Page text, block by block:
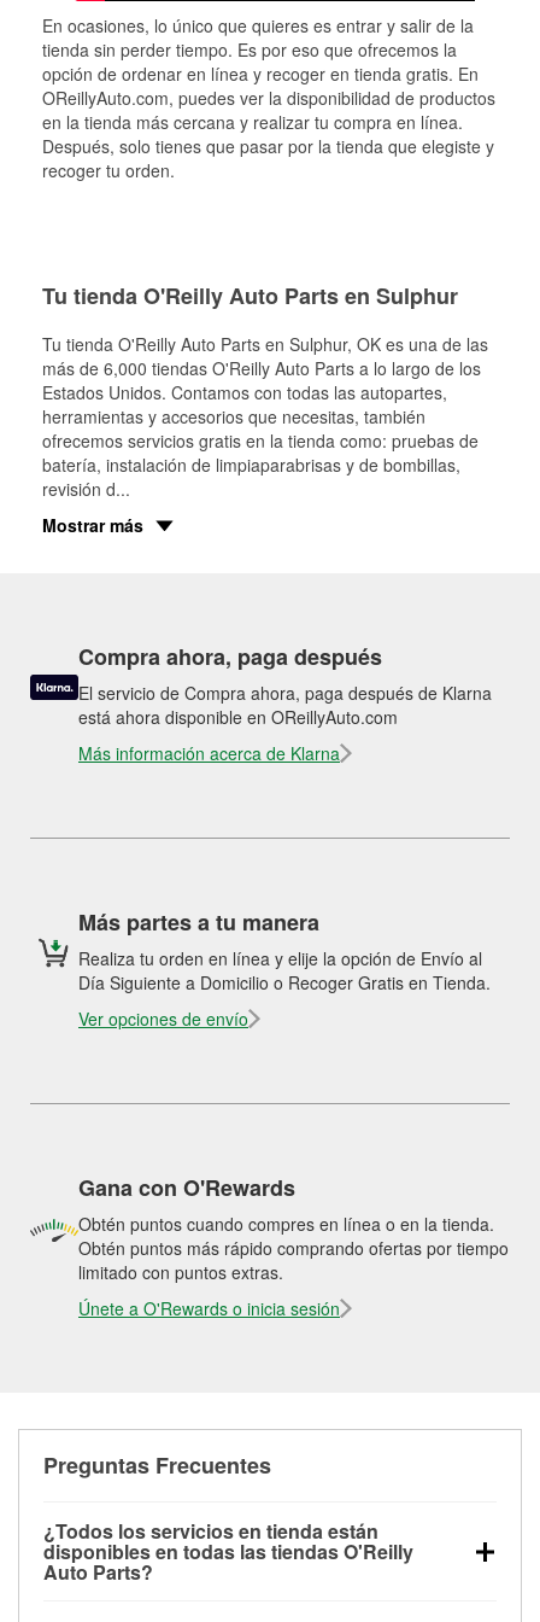
En ocasiones, lo único que quieres es entrar y salir de la
tienda sin perder tiempo. Es por eso que ofrecemos la
opción de ordenar en línea y recoger en tienda gratis. En
OReillyAuto.com, puedes ver la disponibilidad de productos
en la tienda más cercana y realizar tu compra en línea.
Después, solo tienes que pasar por la tienda que elegiste y
recoger tu orden.
Tu tienda O'Reilly Auto Parts en Sulphur
Tu tienda O'Reilly Auto Parts en Sulphur, OK es una de las
más de 6,000 tiendas O'Reilly Auto Parts a lo largo de los
Estados Unidos. Contamos con todas las autopartes,
herramientas y accesorios que necesitas, también
ofrecemos servicios gratis en la tienda como: pruebas de
batería, instalación de limpiaparabrisas y de bombillas,
revisión d...
Mostrar más
Compra ahora, paga después
El servicio de Compra ahora, paga después de Klarna
está ahora disponible en OReillyAuto.com
Más información acerca de Klarna
Más partes a tu manera
Realiza tu orden en línea y elije la opción de Envío al
Día Siguiente a Domicilio o Recoger Gratis en Tienda.
Ver opciones de envío
Gana con O'Rewards
Obtén puntos cuando compres en línea o en la tienda.
Obtén puntos más rápido comprando ofertas por tiempo
limitado con puntos extras.
Únete a O'Rewards o inicia sesión
Preguntas Frecuentes
¿Todos los servicios en tienda están
disponibles en todas las tiendas O'Reilly
Auto Parts?